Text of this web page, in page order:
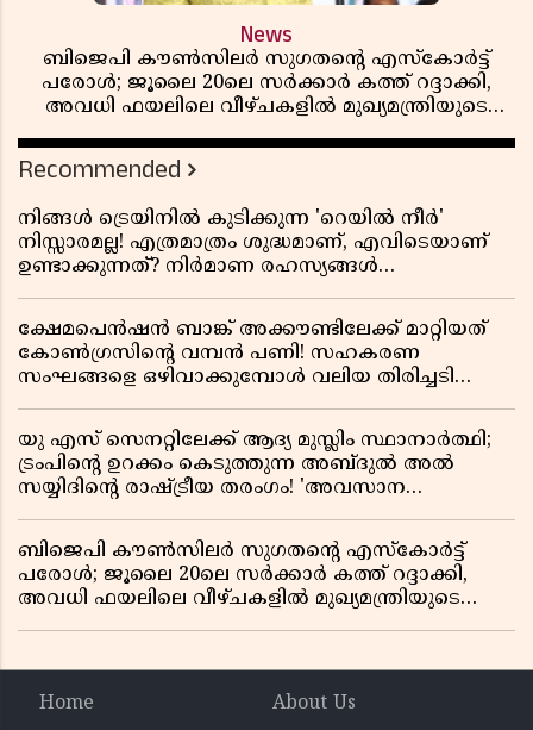
News
ബിജെപി കൗൺസിലർ സുഗതന്റെ എസ്‌കോർട്ട്
പരോൾ; ജൂലൈ 20ലെ സർക്കാർ കത്ത് റദ്ദാക്കി,
അവധി ഫയലിലെ വീഴ്ചകളിൽ മുഖ്യമന്ത്രിയുടെ
Recommended
നിങ്ങൾ ട്രെയിനിൽ കുടിക്കുന്ന 'റെയിൽ നീർ'
നിസ്സാരമല്ല! എത്രമാത്രം ശുദ്ധമാണ്, എവിടെയാണ്
ഉണ്ടാക്കുന്നത്? നിർമാണ രഹസ്യങ്ങൾ
ക്ഷേമപെൻഷൻ ബാങ്ക് അക്കൗണ്ടിലേക്ക് മാറ്റിയത്
കോൺഗ്രസിന്റെ വമ്പൻ പണി! സഹകരണ
സംഘങ്ങളെ ഒഴിവാക്കുമ്പോൾ വലിയ തിരിച്ചടി
യു എസ് സെനറ്റിലേക്ക് ആദ്യ മുസ്ലിം സ്ഥാനാർത്ഥി;
ട്രംപിന്റെ ഉറക്കം കെടുത്തുന്ന അബ്ദുൽ അൽ
സയ്യിദിന്റെ രാഷ്ട്രീയ തരംഗം! 'അവസാന
ബിജെപി കൗൺസിലർ സുഗതന്റെ എസ്‌കോർട്ട്
പരോൾ; ജൂലൈ 20ലെ സർക്കാർ കത്ത് റദ്ദാക്കി,
അവധി ഫയലിലെ വീഴ്ചകളിൽ മുഖ്യമന്ത്രിയുടെ
Home
About Us